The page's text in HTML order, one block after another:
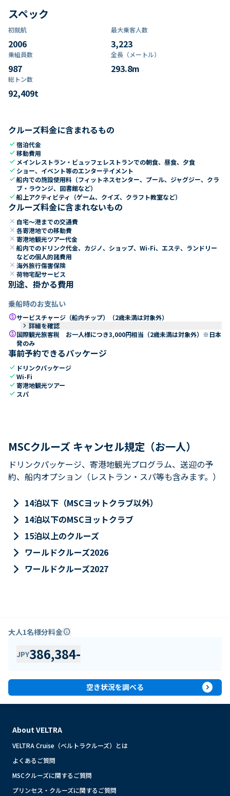
スペック
初就航
2006
最大乗客人数
3,223
乗組員数​
987
全長（メートル）
293.8m
総トン数​
92,409t
クルーズ料金に含まれるもの
check宿泊代金
check移動費用
check メインレストラン・ビュッフェレストランでの朝食、昼食、夕食
check ショー、イベント等のエンターテイメント
check船内での施設使用料（フィットネスセンター、プール、ジャグジー、クラ
ブ・ラウンジ、図書館など）
check船上アクティビティ（ゲーム、クイズ、クラフト教室など）
クルーズ料金に含まれないもの
close 自宅～港までの交通費
close 各寄港地での移動費
close 寄港地観光ツアー代金
close 船内でのドリンク代金、カジノ、ショップ、Wi-Fi、エステ、ランドリー
などの個人的諸費用
close 海外旅行傷害保険
close 荷物宅配サービス
別途、掛かる費用
乗船時のお支払い
paidサービスチャージ（船内チップ）（2歳未満は対象外）
keyboard_arrow_right 詳細を確認
paid国際観光旅客税 お一人様につき3,000円相当（2歳未満は対象外）※日本
発のみ
事前予約できるパッケージ
check ドリンクパッケージ
checkWi-Fi
check寄港地観光ツアー
check スパ
MSCクルーズ キャンセル規定（お一人）
ドリンクパッケージ、寄港地観光プログラム、送迎の予
約、船内オプション（レストラン・スパ等も含みます。）
keyboard_arrow_right 14泊以下（MSCヨットクラブ以外）
keyboard_arrow_right 14泊以下のMSCヨットクラブ
keyboard_arrow_right 15泊以上のクルーズ
keyboard_arrow_right ワールドクルーズ2026
keyboard_arrow_right ワールドクルーズ2027
大人1名様分料金info
JPY386,384-
空き状況を調べる expand_circle_right
About VELTRA
VELTRA Cruise（ベルトラクルーズ）とは
よくあるご質問
MSCクルーズに関するご質問
プリンセス・クルーズに関するご質問